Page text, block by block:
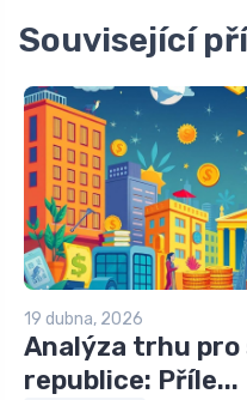
Související
19 dubna, 2026
Analýza trhu pro
republice: Příle...